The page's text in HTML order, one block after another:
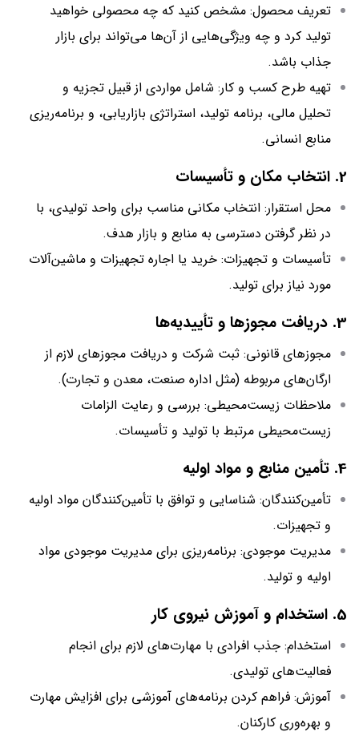
تعریف محصول: مشخص کنید که چه محصولی خواهید
تولید کرد و چه ویژگی‌هایی از آن‌ها می‌تواند برای بازار
جذاب باشد.
تهیه طرح کسب و کار: شامل مواردی از قبیل تجزیه و
تحلیل مالی، برنامه تولید، استراتژی بازاریابی، و برنامه‌ریزی
منابع انسانی.
2. انتخاب مکان و تأسیسات
محل استقرار: انتخاب مکانی مناسب برای واحد تولیدی، با
در نظر گرفتن دسترسی به منابع و بازار هدف.
تأسیسات و تجهیزات: خرید یا اجاره تجهیزات و ماشین‌آلات
مورد نیاز برای تولید.
3. دریافت مجوزها و تأییدیه‌ها
مجوزهای قانونی: ثبت شرکت و دریافت مجوزهای لازم از
ارگان‌های مربوطه (مثل اداره صنعت، معدن و تجارت).
ملاحظات زیست‌محیطی: بررسی و رعایت الزامات
زیست‌محیطی مرتبط با تولید و تأسیسات.
4. تأمین منابع و مواد اولیه
تأمین‌کنندگان: شناسایی و توافق با تأمین‌کنندگان مواد اولیه
و تجهیزات.
مدیریت موجودی: برنامه‌ریزی برای مدیریت موجودی مواد
اولیه و تولید.
5. استخدام و آموزش نیروی کار
استخدام: جذب افرادی با مهارت‌های لازم برای انجام
فعالیت‌های تولیدی.
آموزش: فراهم کردن برنامه‌های آموزشی برای افزایش مهارت
و بهره‌وری کارکنان.